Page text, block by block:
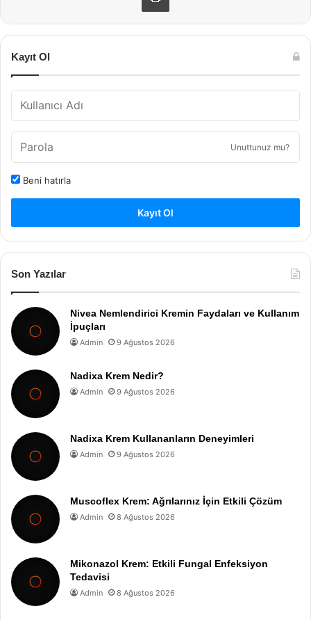
Kayıt Ol
Unuttunuz mu?
Beni hatırla
Kayıt Ol
Son Yazılar
Nivea Nemlendirici Kremin Faydaları ve Kullanım
İpuçları
Admin 9 Ağustos 2026
Nadixa Krem Nedir?
Admin 9 Ağustos 2026
Nadixa Krem Kullananların Deneyimleri
Admin 9 Ağustos 2026
Muscoflex Krem: Ağrılarınız İçin Etkili Çözüm
Admin 8 Ağustos 2026
Mikonazol Krem: Etkili Fungal Enfeksiyon
Tedavisi
Admin 8 Ağustos 2026